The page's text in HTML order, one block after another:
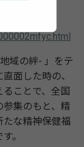
て」
域の絆- 」をテ
面した時の、
ことで、全国
集のもと、精
な精神保健福
。